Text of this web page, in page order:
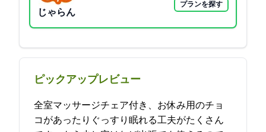
じゃらん
プランを探す
ピックアップレビュー
全室マッサージチェア付き、お休み用のチョ
コがあったりぐっすり眠れる工夫がたくさん